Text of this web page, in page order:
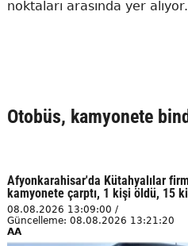
noktaları arasında yer alıyor.
Otobüs, kamyonete
Afyonkarahisar'da Kütahyalılar
kamyonete çarptı, 1 kişi öldü, 15
08.08.2026 13:09:00 /
Güncelleme: 08.08.2026 13:21:20
AA